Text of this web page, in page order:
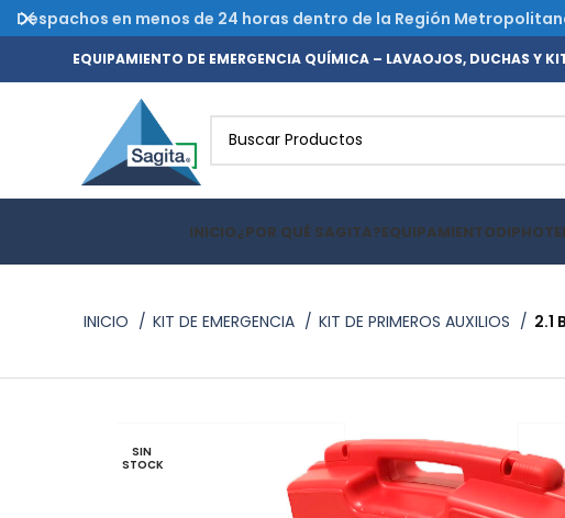
EQUIPAMIENTO DE EMERGENCIA QUÍMICA – LAVAOJOS, DUCHAS Y
INICIO¿POR QUÉ SAGITA?EQUIPAMIENTO
INICIO KIT DE EMERGENCIA KIT DE PRIMEROS AUXILIOS 2.1
SIN
STOCK
Despachos en menos de 24 horas dentro de la Región